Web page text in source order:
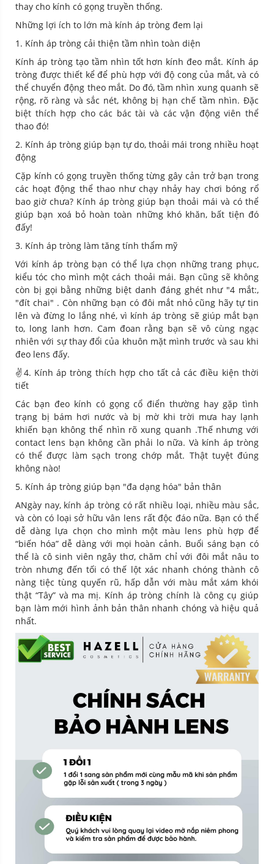
thay cho kính có gọng truyền thống.
Những lợi ích to lớn mà kính áp tròng đem lại
1. Kính áp tròng cải thiện tầm nhìn toàn diện
Kính áp tròng tạo tầm nhìn tốt hơn kính đeo mắt. Kính áp
tròng được thiết kể để phù hợp với độ cong của mắt, và có
thể chuyển động theo mắt. Do đó, tầm nhìn xung quanh sẽ
rộng, rõ ràng và sắc nét, không bị hạn chế tầm nhìn. Đặc
biệt thích hợp cho các bác tài và các vận động viên thể
thao đó!
2. Kính áp tròng giúp bạn tự do, thoải mái trong nhiều hoạt
động
Cặp kính có gọng truyền thống từng gây cản trở bạn trong
các hoạt động thể thao như chạy nhảy hay chơi bóng rổ
bao giờ chưa? Kính áp tròng giúp bạn thoải mái và có thể
giúp bạn xoá bỏ hoàn toàn những khó khăn, bất tiện đó
đấy!
3. Kính áp tròng làm tăng tính thẩm mỹ
Với kính áp tròng bạn có thể lựa chọn những trang phục,
kiểu tóc cho mình một cách thoải mái. Bạn cũng sẽ không
còn bị gọi bằng những biệt danh đáng ghét như "4 mắt:,
"đít chai" . Còn những bạn có đôi mắt nhỏ cũng hãy tự tin
lên và đừng lo lắng nhé, vì kính áp tròng sẽ giúp mắt bạn
to, long lanh hơn. Cam đoan rằng bạn sẽ vô cùng ngạc
nhiên với sự thay đổi của khuôn mặt mình trước và sau khi
đeo lens đấy.
✌️4. Kính áp tròng thích hợp cho tất cả các điều kiện thời
tiết
Các bạn đeo kính có gọng cổ điển thường hay gặp tình
trạng bị bám hơi nước và bị mờ khi trời mưa hay lạnh
khiến bạn không thể nhìn rõ xung quanh .Thế nhưng với
contact lens bạn không cần phải lo nữa. Và kính áp tròng
có thể được làm sạch trong chớp mắt. Thật tuyệt đúng
không nào!
5. Kính áp tròng giúp bạn "đa dạng hóa" bản thân
ANgày nay, kính áp tròng có rất nhiều loại, nhiều màu sắc,
và còn có loại sở hữu vân lens rất độc đáo nữa. Bạn có thể
dễ dàng lựa chọn cho mình một màu lens phù hợp để
“biến hóa” dễ dàng với mọi hoàn cảnh. Buổi sáng bạn có
thể là cô sinh viên ngây thơ, chăm chỉ với đôi mắt nâu to
tròn nhưng đến tối có thế lột xác nhanh chóng thành cô
nàng tiệc tùng quyến rũ, hấp dẫn với màu mắt xám khói
thật “Tây” và ma mị. Kính áp tròng chính là công cụ giúp
bạn làm mới hình ảnh bản thân nhanh chóng và hiệu quả
nhất.